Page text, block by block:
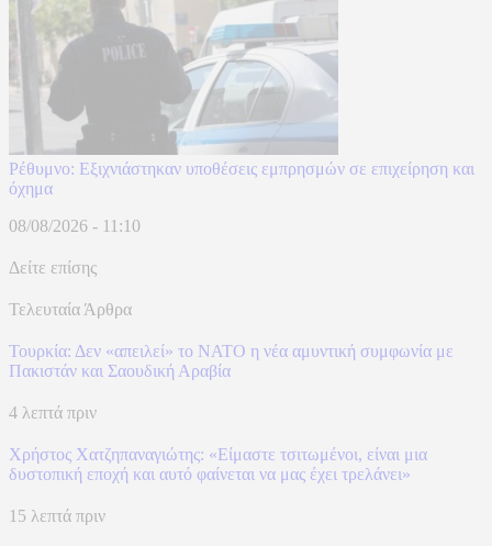
Ρέθυμνο: Εξιχνιάστηκαν υποθέσεις εμπρησμών σε επιχείρηση και
όχημα
08/08/2026 - 11:10
Δείτε επίσης
Τελευταία Άρθρα
Τουρκία: Δεν «απειλεί» το ΝΑΤΟ η νέα αμυντική συμφωνία με
Πακιστάν και Σαουδική Αραβία
4 λεπτά πριν
Χρήστος Χατζηπαναγιώτης: «Είμαστε τσιτωμένοι, είναι μια
δυστοπική εποχή και αυτό φαίνεται να μας έχει τρελάνει»
15 λεπτά πριν